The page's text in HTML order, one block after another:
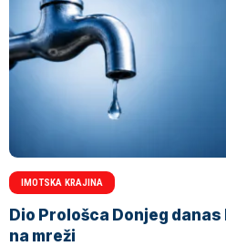
IMOTSKA KRAJINA
Dio Prološca Donjeg
na mreži